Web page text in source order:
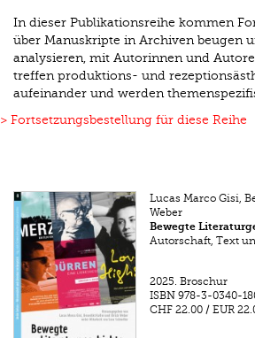
In dieser Publikationsreihe kommen
über Manuskripte in Archiven beugen
analysieren, mit Autorinnen und
treffen produktions- und
aufeinander und werden
> Fortsetzungsbestellung für diese Reihe
Lucas Marco Gisi,
Weber
Bewegte
Autorschaft, Text
2025. Broschur
ISBN 978-3-0340-
CHF 22.00 /EUR